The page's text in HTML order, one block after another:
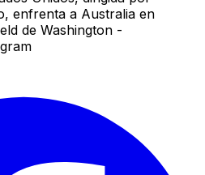
enfrenta a Australia en
de Washington -